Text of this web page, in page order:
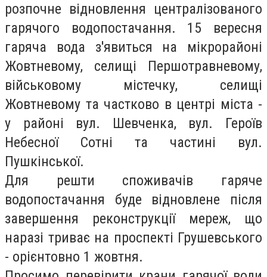
розпочне відновлення централізованого
гарячого водопостачання. 15 вересня
гаряча вода з'явиться на мікрорайоні
Жовтневому, селищі Першотравневому,
військовому містечку, селищі
Жовтневому та частково в центрі міста -
у районі вул. Шевченка, вул. Героїв
Небесної Сотні та частині вул.
Пушкінської.
Для решти споживачів гаряче
водопостачання буде відновлене після
завершення реконструкції мереж, що
наразі триває на проспекті Грушевського
- орієнтовно 1 жовтня.